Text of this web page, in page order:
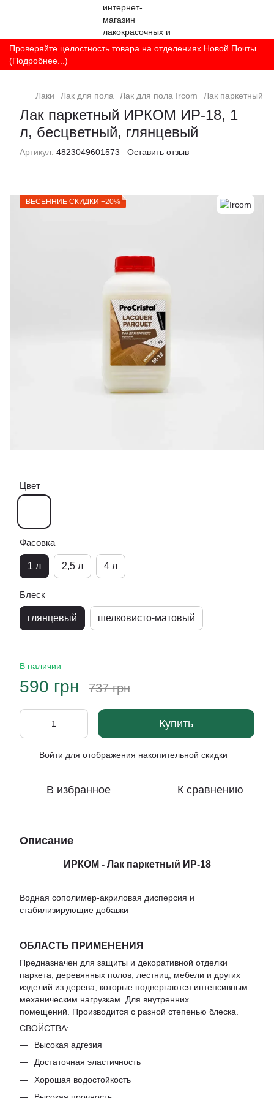
Проверяйте целостность товара на отделениях Новой Почты
(Подробнее...)
Лаки Лак для пола Лак для пола Ircom Лак паркетный
Лак паркетный ИРКОМ ИР-18, 1
л, бесцветный, глянцевый
Артикул: 4823049601573 Оставить отзыв
ВЕСЕННИЕ СКИДКИ −20%
Цвет
Фасовка
1 л 2,5 л 4 л
Блеск
глянцевый шелковисто-матовый
В наличии
590 грн 737 грн
Купить
Войти для отображения накопительной скидки
В избранное К сравнению
Описание
ИРКОМ - Лак паркетный ИР-18
Водная сополимер-акриловая дисперсия и
стабилизирующие добавки
ОБЛАСТЬ ПРИМЕНЕНИЯ
Предназначен для защиты и декоративной отделки
паркета, деревянных полов, лестниц, мебели и других
изделий из дерева, которые подвергаются интенсивным
механическим нагрузкам. Для внутренних
помещений. Производится с разной степенью блеска.
СВОЙСТВА:
Высокая адгезия
Достаточная эластичность
Хорошая водостойкость